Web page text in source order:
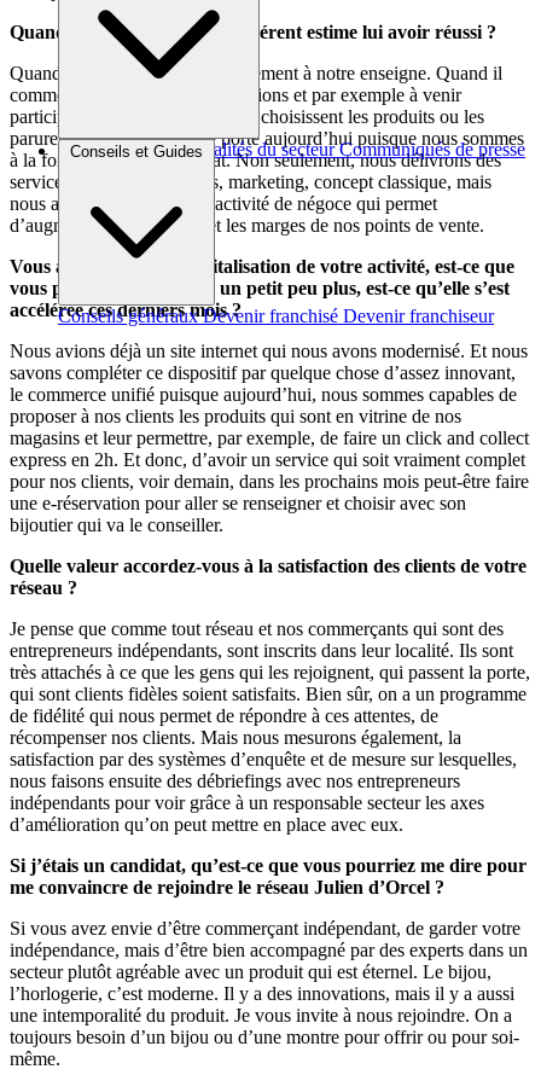
Brèves et actus Actualités du secteur Communiqués de presse
Conseils et Guides
Conseils généraux Devenir franchisé Devenir franchiseur
Quand pensez-vous qu’un adhérent estime lui avoir réussi ?
Quand il continue à adhérer fortement à notre enseigne. Quand il
commence à participer aux décisions et par exemple à venir
participer à des commissions qui choisissent les produits ou les
parures comme celle que je porte aujourd’hui puisque nous sommes
à la fois une centrale d’achat. Non seulement, nous délivrons des
services pour nos adhérents, marketing, concept classique, mais
nous avons également une activité de négoce qui permet
d’augmenter la rentabilité et les marges de nos points de vente.
Vous avez parlé de la digitalisation de votre activité, est-ce que
vous pouvez nous en dire un petit peu plus, est-ce qu’elle s’est
accélérée ces derniers mois ?
Nous avions déjà un site internet qui nous avons modernisé. Et nous
savons compléter ce dispositif par quelque chose d’assez innovant,
le commerce unifié puisque aujourd’hui, nous sommes capables de
proposer à nos clients les produits qui sont en vitrine de nos
magasins et leur permettre, par exemple, de faire un click and collect
express en 2h. Et donc, d’avoir un service qui soit vraiment complet
pour nos clients, voir demain, dans les prochains mois peut-être faire
une e-réservation pour aller se renseigner et choisir avec son
bijoutier qui va le conseiller.
Quelle valeur accordez-vous à la satisfaction des clients de votre
réseau ?
Je pense que comme tout réseau et nos commerçants qui sont des
entrepreneurs indépendants, sont inscrits dans leur localité. Ils sont
très attachés à ce que les gens qui les rejoignent, qui passent la porte,
qui sont clients fidèles soient satisfaits. Bien sûr, on a un programme
de fidélité qui nous permet de répondre à ces attentes, de
récompenser nos clients. Mais nous mesurons également, la
satisfaction par des systèmes d’enquête et de mesure sur lesquelles,
nous faisons ensuite des débriefings avec nos entrepreneurs
indépendants pour voir grâce à un responsable secteur les axes
d’amélioration qu’on peut mettre en place avec eux.
Si j’étais un candidat, qu’est-ce que vous pourriez me dire pour
me convaincre de rejoindre le réseau Julien d’Orcel ?
Si vous avez envie d’être commerçant indépendant, de garder votre
indépendance, mais d’être bien accompagné par des experts dans un
secteur plutôt agréable avec un produit qui est éternel. Le bijou,
l’horlogerie, c’est moderne. Il y a des innovations, mais il y a aussi
une intemporalité du produit. Je vous invite à nous rejoindre. On a
toujours besoin d’un bijou ou d’une montre pour offrir ou pour soi-
même.